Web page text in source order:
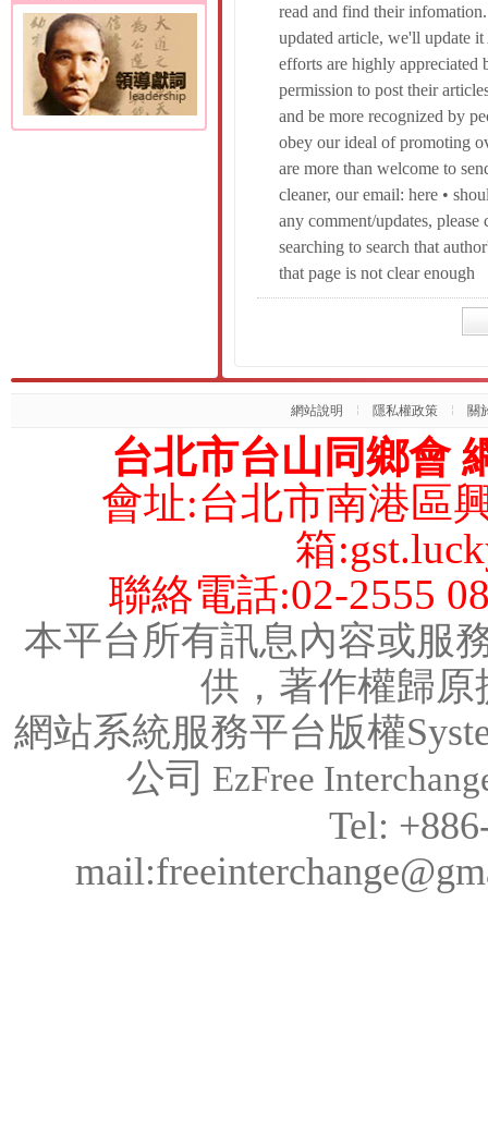
read and find their infomation.
updated article, we'll update
efforts are highly appreciated
permission to post their
and be more recognized by
obey our ideal of promoting
are more than welcome to
cleaner, our email: here •
any comment/updates, please
searching to search that
that page is not clear enough
網站說明 隱私權政策 關
台北市台山同鄉會
會址:台北市南港區
箱
聯絡電話:02-2555
本平台所有訊息內容或服
供，著作權歸
網站系統服務平台版權
公司 EzFree
Tel: